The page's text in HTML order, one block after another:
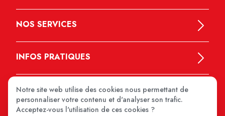
NOS SERVICES
INFOS PRATIQUES
Notre site web utilise des cookies nous permettant de
personnaliser votre contenu et d'analyser son trafic.
Acceptez-vous l'utilisation de ces cookies ?